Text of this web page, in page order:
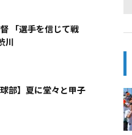
「選手を信じて戦
川
部】夏に堂々と甲子